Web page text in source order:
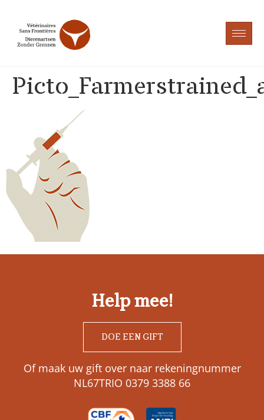
Help mee!
DOE EEN GIFT
Of maak uw gift over naar rekeningnummer
NL67TRIO 0379 3388 66